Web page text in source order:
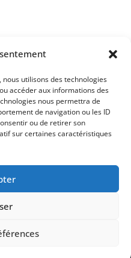
utilisons des technologies
accéder aux informations des
nous permettra de
de navigation ou les ID
ou de retirer son
sur certaines caractéristiques